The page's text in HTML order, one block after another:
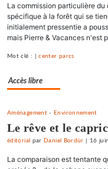
La commission particulière
spécifique à la forêt qui se
initialement pressentie a
mais Pierre & Vacances n'est
Mot clé : |center parcs
Accès libre
Aménagement- Environnement
Le rêve et le
éditorial par Daniel Bordür 16
La comparaison est tentante